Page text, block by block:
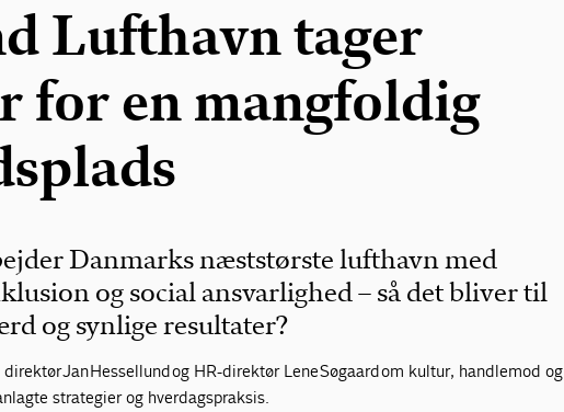
Lufthavn tager
for en mangfoldig
Danmarks næststørste lufthavn med
og social ansvarlighed – så det bliver til
og synlige resultater?
direktørJanHessellundog HR-direktør LeneSøgaardom kultur, handlemod og
strategier og hverdagspraksis.